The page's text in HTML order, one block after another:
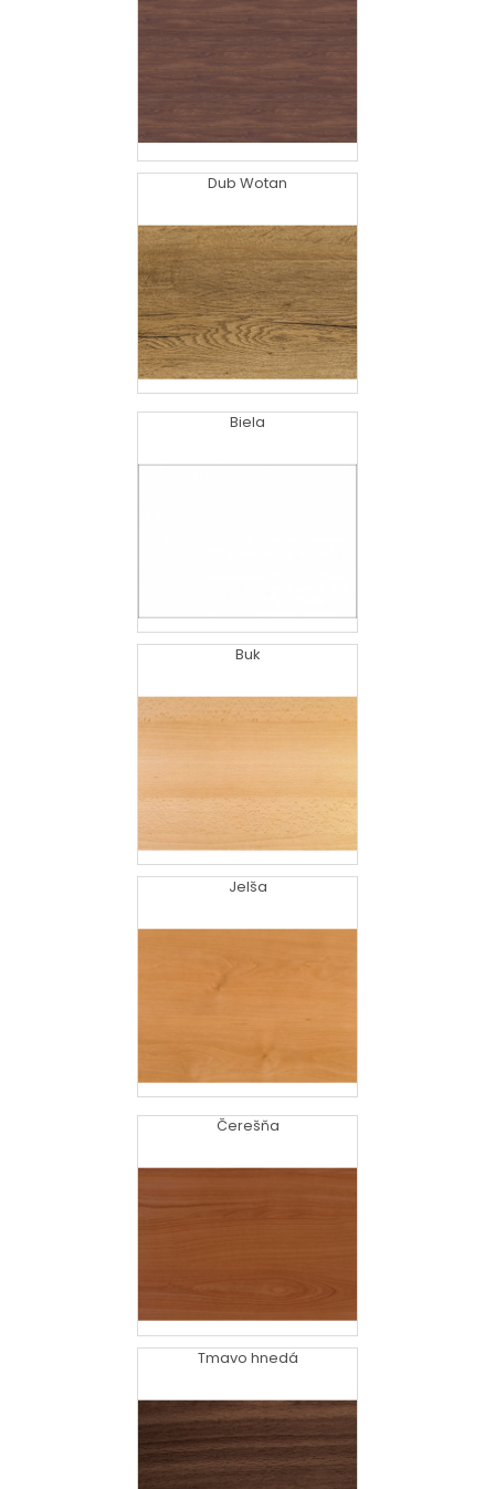
Dub Wotan
Biela
Buk
Jelša
Čerešňa
Tmavo hnedá